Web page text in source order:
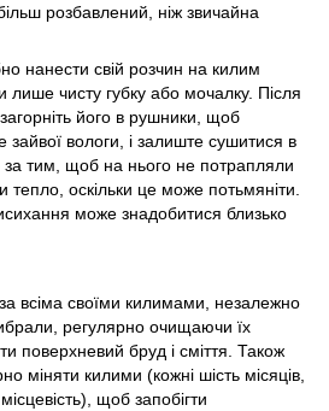
розбавлений, ніж звичайна
нанести свій розчин на килим
лише чисту губку або мочалку. Після
його в рушники, щоб
зайвої вологи, і залиште сушитися в
за тим, щоб на нього не потрапляли
тепло, оскільки це може потьмяніти.
може знадобитися близько
всіма своїми килимами, незалежно
регулярно очищаючи їх
поверхневий бруд і сміття. Також
міняти килими (кожні шість місяців,
щоб запобігти